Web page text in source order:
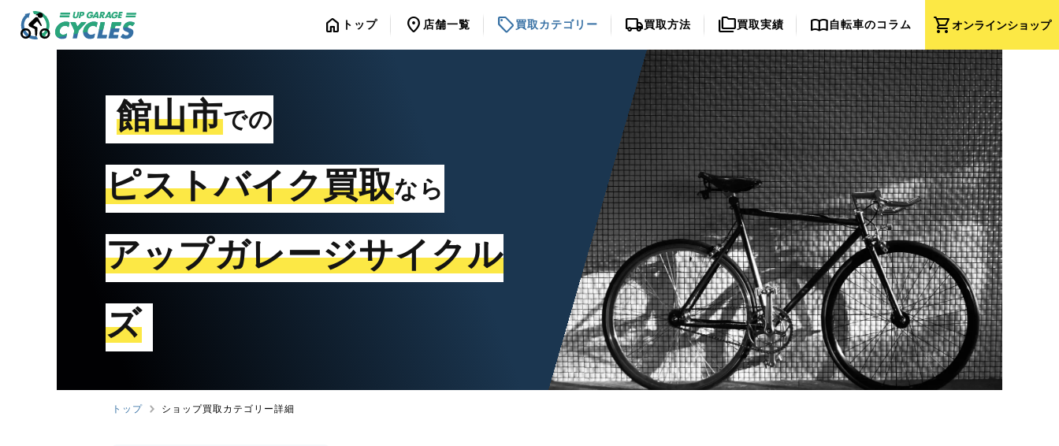
shopping_cartオンラインショップ
home トップ location_on 店舗一覧 sell買取カテゴリー local_shipping買取方法 folder_copy買取実績 import_contacts自転車のコラム
館山市での
ピストバイク買取なら
アップガレージサイクル
ズ
トップ ショップ買取カテゴリー詳細